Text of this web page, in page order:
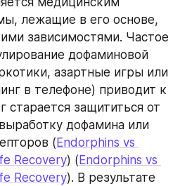
лежащие в его основе,
зависимостями. Частое
дофаминовой
азартные игры или
старается защититься от
дофамина или
( Endorphins vs
Recovery) ( Endorphins vs
Recovery). В результате